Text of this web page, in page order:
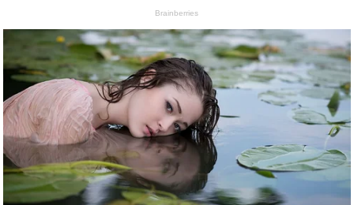
Brainberries